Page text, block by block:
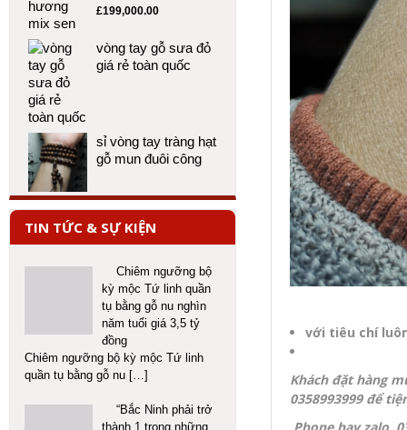
với tiêu chí
Khách đặt hàng
0358993999 để
£199,000.00
vòng tay gỗ sưa đỏ
giá rẻ toàn quốc
sỉ vòng tay tràng hạt
gỗ mun đuôi công
TIN TỨC & SỰ KIỆN
Chiêm ngưỡng bộ
kỳ mộc Tứ linh quần
tụ bằng gỗ nu nghìn
năm tuổi giá 3,5 tỷ
đồng
Chiêm ngưỡng bộ kỳ mộc Tứ linh
quần tụ bằng gỗ nu […]
“Bắc Ninh phải trở
thành 1 trong những